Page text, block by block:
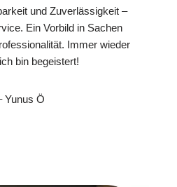
und Zuverlässigkeit –
Ein Vorbild in Sachen
Immer wieder
bin begeistert!
Yunus Ö